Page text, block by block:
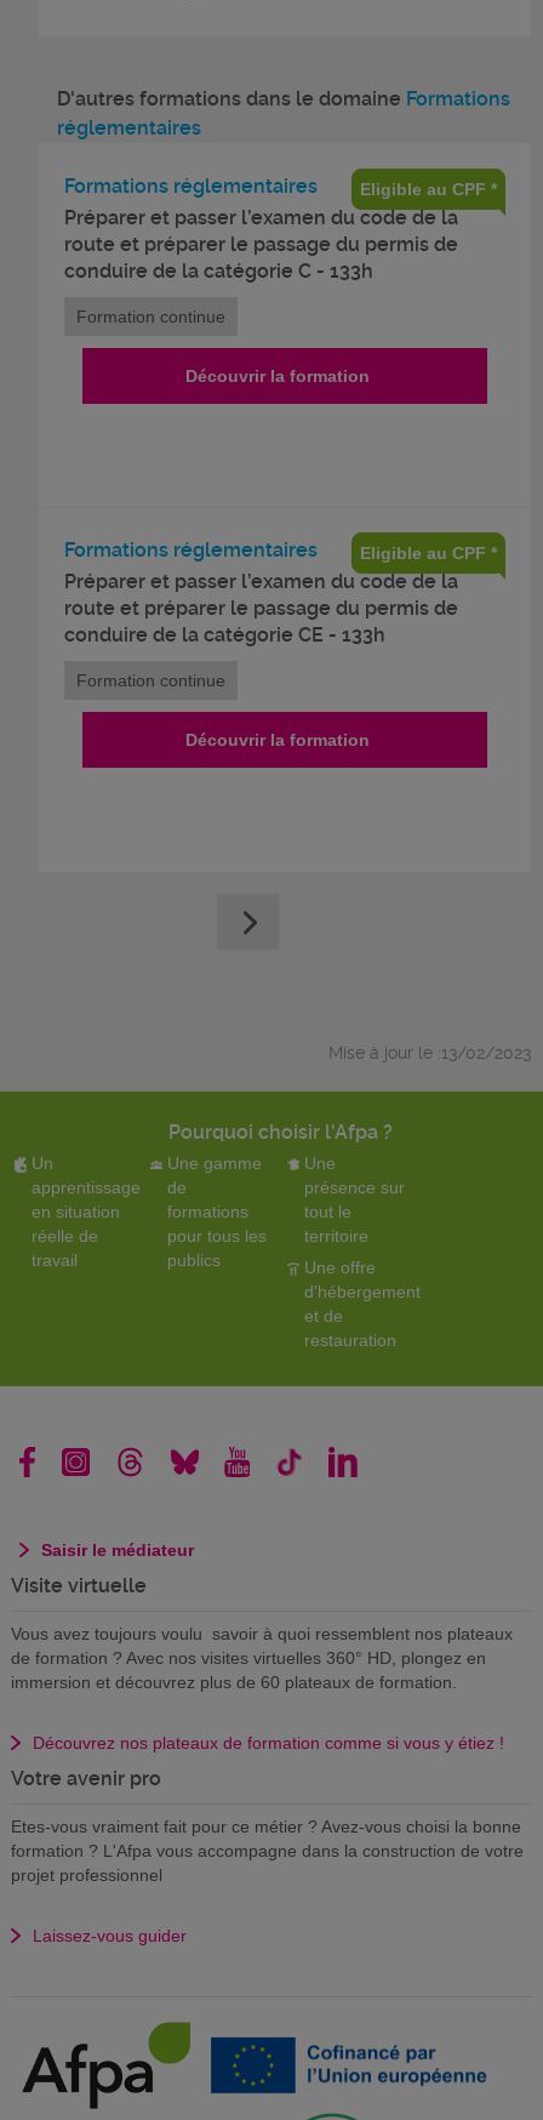
D'autres formations dans le domaine Formations
réglementaires
Formations réglementaires
Préparer et passer l’examen du code de la
route et préparer le passage du permis de
conduire de la catégorie C - 133h
Eligible au CPF *
Formation continue
Découvrir la formation
Formations réglementaires
Préparer et passer l’examen du code de la
route et préparer le passage du permis de
conduire de la catégorie CE - 133h
Eligible au CPF *
Formation continue
Découvrir la formation
Mise à jour le :13/02/2023
Pourquoi choisir l'Afpa ?
Un
apprentissage
en situation
réelle de
travail
Une gamme
de
formations
pour tous les
publics
Une
présence sur
tout le
territoire
Une offre
d'hébergement
et de
restauration
Saisir le médiateur
Visite virtuelle
Vous avez toujours voulu savoir à quoi ressemblent nos plateaux
de formation ? Avec nos visites virtuelles 360° HD, plongez en
immersion et découvrez plus de 60 plateaux de formation.
Découvrez nos plateaux de formation comme si vous y étiez !
Votre avenir pro
Etes-vous vraiment fait pour ce métier ? Avez-vous choisi la bonne
formation ? L'Afpa vous accompagne dans la construction de votre
projet professionnel
Laissez-vous guider